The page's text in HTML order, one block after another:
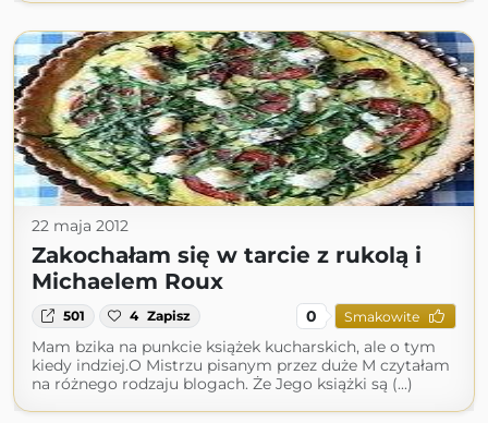
22 maja 2012
Zakochałam się w tarcie z rukolą i
Michaelem Roux
501 4 Zapisz 0 Smakowite
Mam bzika na punkcie książek kucharskich, ale o tym
kiedy indziej.O Mistrzu pisanym przez duże M czytałam
na różnego rodzaju blogach. Że Jego książki są (...)